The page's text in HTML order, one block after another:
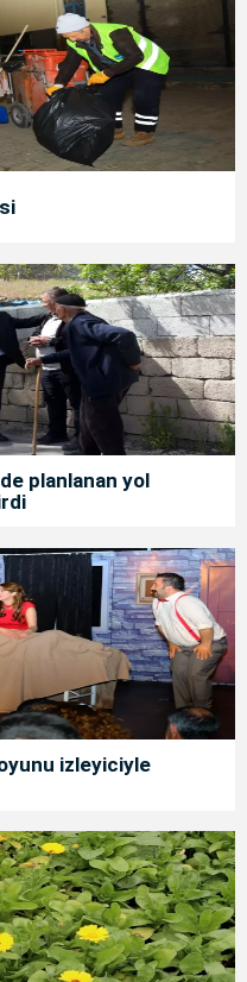
planlanan yol
izleyiciyle